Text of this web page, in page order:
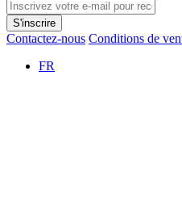
S'inscrire
Contactez-nous Conditions de
FR